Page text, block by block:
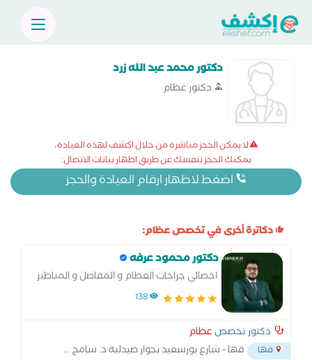
دكتور محمد عبد الله زرد
دكتور عظام
لا يمكن الحجز مباشرة من خلال اكشف لهذه العيادة،
يمكنك الحجز بنفسك عن طريق اظهار بيانات الاتصال:
اضغط لاظهار ارقام العيادة والحجز
دكاترة أخرى في تخصص عظام:
دكتور محمود عرفه
اخصائي جراحات العظام و المفاصل و المناظير
138
دكتور تخصص عظام
قها قها - شارع بورسعيد بجوار صيدلية د. سامح...